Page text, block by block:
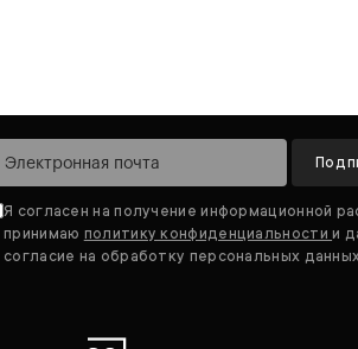
Я согласен на получение информационной
принимаю политику конфиденциальностии
согласие на обработку персональных